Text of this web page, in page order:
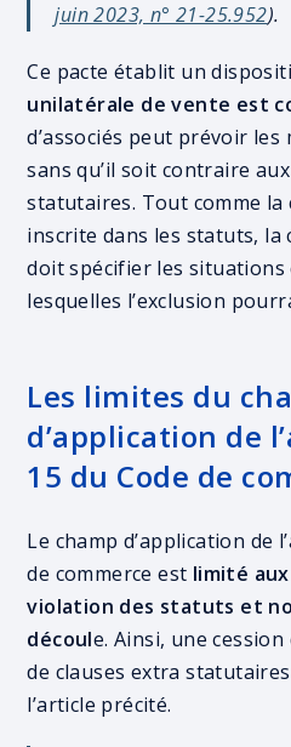
juin 2023, n° 21-25.952).
Ce pacte établit un
unilatérale de vente est
d’associés peut prévoir les
sans qu’il soit contraire
statutaires. Tout comme la
inscrite dans les statuts,
doit spécifier les situations
lesquelles l’exclusion
Les limites du
d’application de
15 du Code de
Le champ d’application de
de commerce est limité
violation des statuts et
découle. Ainsi, une
de clauses extra
l’article précité.